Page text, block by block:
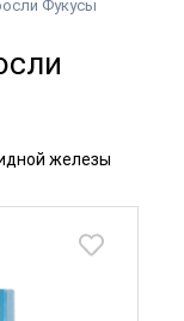
Фукусы
железы